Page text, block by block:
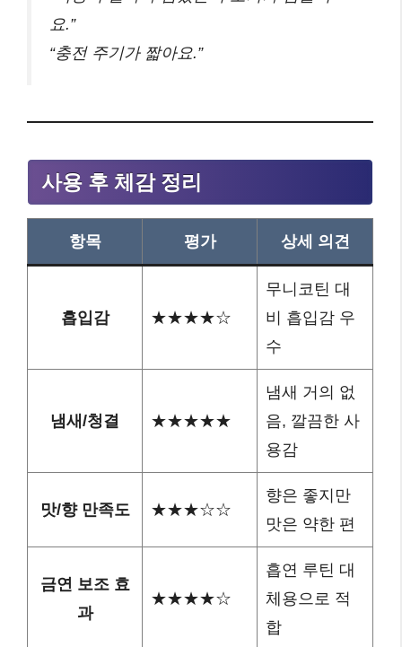
요.”
“충전 주기가 짧아요.”
사용 후 체감 정리
항목 평가 상세 의견
흡입감 ★★★★☆
무니코틴 대
비 흡입감 우
수
냄새/청결 ★★★★★
냄새 거의 없
음, 깔끔한 사
용감
맛/향 만족도 ★★★☆☆
향은 좋지만
맛은 약한 편
금연 보조 효
과
★★★★☆
흡연 루틴 대
체용으로 적
합